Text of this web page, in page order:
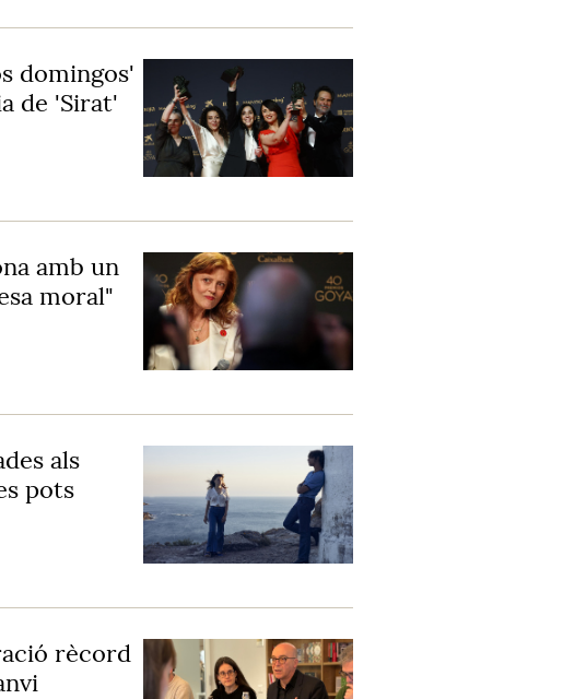
domingos'
de 'Sirat'
amb un
moral"
als
pots
rècord